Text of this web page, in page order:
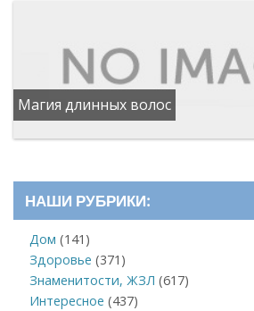
Магия длинных волос
НАШИ РУБРИКИ:
Дом (141)
Здоровье (371)
Знаменитости, ЖЗЛ (617)
Интересное (437)